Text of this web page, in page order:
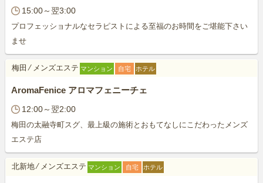
15:00～翌3:00
プロフェッショナルなセラピストによる至福のお時間をご堪能下さい
ませ
梅田 ⁄ メンズエステ ホテル
自宅
マンション
AromaFenice アロマフェニーチェ
12:00～翌2:00
梅田の太融寺町スグ、最上級の施術とおもてなしにこだわったメンズ
エステ店
北新地⁄ メンズエステ ホテル
自宅
マンション